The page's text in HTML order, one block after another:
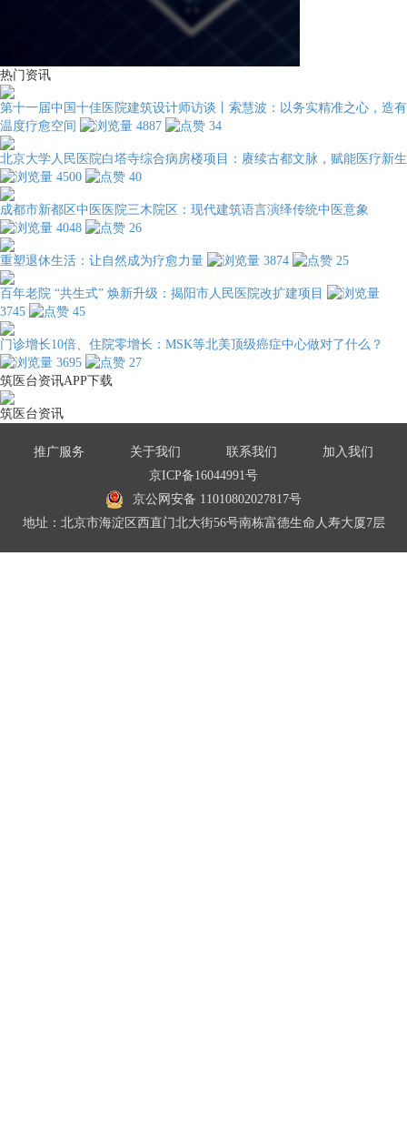
热门资讯
第十一届中国十佳医院建筑设计师访谈丨索慧波：以务实精准之心，造有
温度疗愈空间
4887 34
北京大学人民医院白塔寺综合病房楼项目：赓续古都文脉，赋能医疗新生
4500
40
成都市新都区中医医院三木院区：现代建筑语言演绎传统中医意象
4048
26
重塑退休生活：让自然成为疗愈力量 3874 25
百年老院 “共生式” 焕新升级：揭阳市人民医院改扩建项目
3745
45
门诊增长10倍、住院零增长：MSK等北美顶级癌症中心做对了什么？
3695
27
筑医台资讯APP下载
筑医台资讯
推广服务 关于我们 联系我们
加入我们
京ICP备16044991号
京公网安备 11010802027817号
地址：北京市海淀区西直门北大街56号南栋富德生命人寿大厦7层